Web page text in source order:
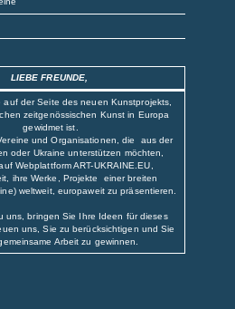
LIEBE FREUNDE,
auf der Seite des neuen Kunstprojekts,
zeitgenössischen Kunst in Europa
gewidmet ist.
und Organisationen, die aus der
oder Ukraine unterstützen möchten,
Webplattform ART-UKRAINE.EU,
ihre Werke, Projekte einer breiten
weltweit, europaweit zu präsentieren.
uns, bringen Sie Ihre Ideen für dieses
uns, Sie zu berücksichtigen und Sie
Arbeit zu gewinnen.